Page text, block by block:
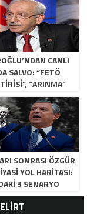
CANLI
SALVO: “FETÖ
“ARINMA”
TAKVIMI!
SONRASI ÖZGÜR
YOL HARITASI:
3 SENARYO